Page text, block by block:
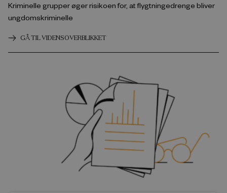
Kriminelle grupper øger risikoen for, at flygtningedrenge bliver
ungdomskriminelle
GÅ TIL VIDENSOVERBLIKKET